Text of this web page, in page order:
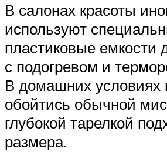
В салонах красоты
используют
пластиковые емкости
с подогревом и
В домашних условиях
обойтись обычной
глубокой тарелкой
размера.